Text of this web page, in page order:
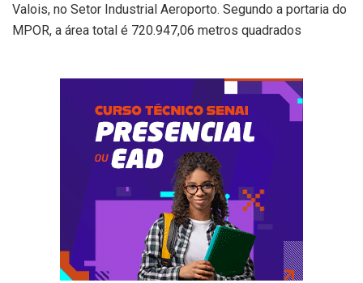
Valois, no Setor Industrial Aeroporto. Segundo a portaria do
MPOR, a área total é 720.947,06 metros quadrados